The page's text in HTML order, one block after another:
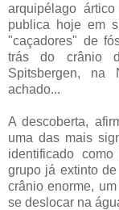
arquipélago
publica hoje em
"caçadores" de
trás do crânio
Spitsbergen, na
achado...
A descoberta,
uma das mais
identificado
grupo já extinto
crânio enorme,
se deslocar na